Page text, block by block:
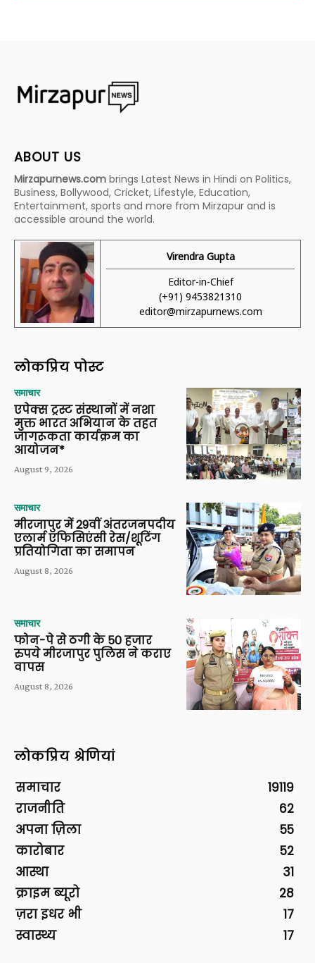
ABOUT US
Mirzapurnews.com brings Latest News in Hindi on Politics,
Business, Bollywood, Cricket, Lifestyle, Education,
Entertainment, sports and more from Mirzapur and is
accessible around the world.
Virendra Gupta
Editor-in-Chief
(+91) 9453821310
editor@mirzapurnews.com
लोकप्रिय पोस्ट
समाचार
एपेक्स ट्रस्ट संस्थानों में नशा
मुक्त भारत अभियान के तहत
जागरूकता कार्यक्रम का
आयोजन*
August 9, 2026
समाचार
मीरजापुर में 29वीं अंतरजनपदीय
एलार्म एफिसिएंसी रेस/शूटिंग
प्रतियोगिता का समापन
August 8, 2026
समाचार
फोन-पे से ठगी के 50 हजार
रुपये मीरजापुर पुलिस ने कराए
वापस
August 8, 2026
लोकप्रिय श्रेणियां
समाचार
19119
राजनीति
62
अपना ज़िला
55
कारोबार
52
आस्था
31
क्राइम ब्यूरो
28
ज़रा इधर भी
17
स्वास्थ्य
17